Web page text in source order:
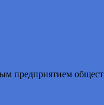
предприятием